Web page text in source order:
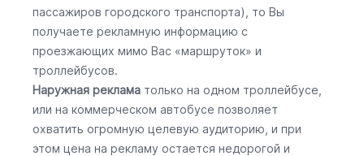
пассажиров городского транспорта), то Вы
получаете рекламную информацию с
проезжающих мимо Вас «маршруток» и
троллейбусов.
Наружная реклама только на одном троллейбусе,
или на коммерческом автобусе позволяет
охватить огромную целевую аудиторию, и при
этом цена на рекламу остается недорогой и